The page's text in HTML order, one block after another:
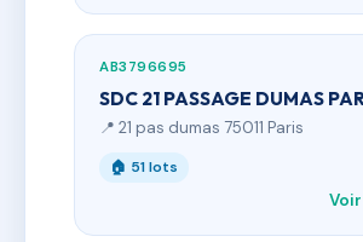
AB3796695
SDC 21 PASSAGE DUMAS
📍 21 pas dumas 75011 Paris
🏠 51 lots